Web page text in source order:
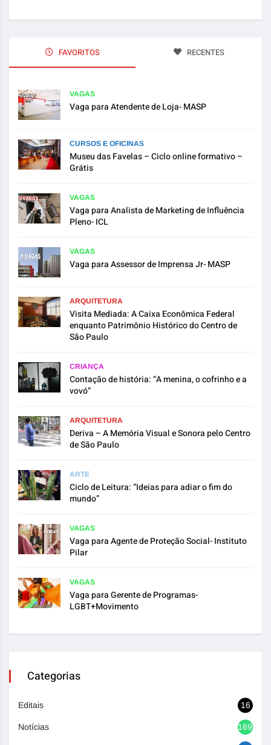
FAVORITOS RECENTES
VAGAS
Vaga para Atendente de Loja- MASP
CURSOS E OFICINAS
Museu das Favelas – Ciclo online formativo –
Grátis
VAGAS
Vaga para Analista de Marketing de Influência
Pleno- ICL
VAGAS
Vaga para Assessor de Imprensa Jr- MASP
ARQUITETURA
Visita Mediada: A Caixa Econômica Federal
enquanto Patrimônio Histórico do Centro de
São Paulo
CRIANÇA
Contação de história: “A menina, o cofrinho e a
vovó”
ARQUITETURA
Deriva – A Memória Visual e Sonora pelo Centro
de São Paulo
ARTE
Ciclo de Leitura: “Ideias para adiar o fim do
mundo”
VAGAS
Vaga para Agente de Proteção Social- Instituto
Pilar
VAGAS
Vaga para Gerente de Programas-
LGBT+Movimento
Categorias
Editais 16
Notícias 1692